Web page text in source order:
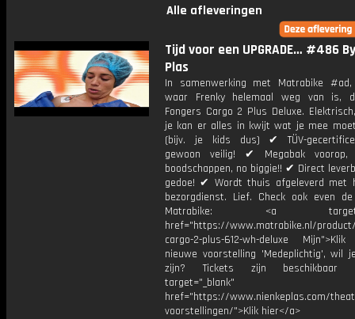
Alle afleveringen
Tijd voor een UPGRADE… #486
Plas
In samenwerking met Matrabike
waar Frenky helemaal weg van is,
Fongers Cargo 2 Plus Deluxe.
je kan er alles in kwijt wat je mee
(bijv. je kids dus) ✔ TÜV-
gewoon veilig! ✔ Megabak voorop,
boodschappen, no biggie!! ✔ Direct
gedoe! ✔ Wordt thuis afgeleverd met
bezorgdienst. Lief. Check ook even
Matrabike: <a
href="https://www.matrabike.nl/
cargo-2-plus-612-wh-deluxe
nieuwe voorstelling 'Medeplichtig', wil
zijn? Tickets zijn beschikbaar
target="_blank"
href="https://www.nienkeplas.com/
voorstellingen/">Klik hier</a>